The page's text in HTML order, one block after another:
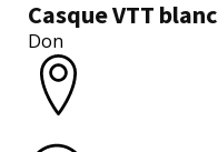
Casque VTT blanc
Don